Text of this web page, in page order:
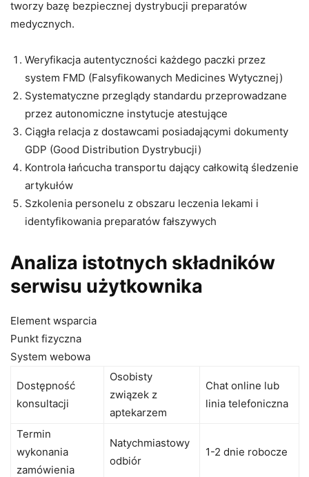
tworzy bazę bezpiecznej dystrybucji preparatów
medycznych.
Weryfikacja autentyczności każdego paczki przez
system FMD (Falsyfikowanych Medicines Wytycznej)
Systematyczne przeglądy standardu przeprowadzane
przez autonomiczne instytucje atestujące
Ciągła relacja z dostawcami posiadającymi dokumenty
GDP (Good Distribution Dystrybucji)
Kontrola łańcucha transportu dający całkowitą śledzenie
artykułów
Szkolenia personelu z obszaru leczenia lekami i
identyfikowania preparatów fałszywych
Analiza istotnych składników
serwisu użytkownika
Element wsparcia
Punkt fizyczna
System webowa
Dostępność
konsultacji
Osobisty
związek z
aptekarzem
Chat online lub
linia telefoniczna
Termin
wykonania
zamówienia
Natychmiastowy
odbiór
1-2 dnie robocze